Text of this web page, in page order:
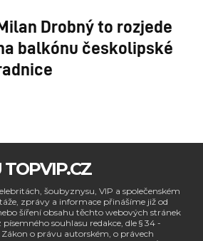
Drobný to rozjede
balkónu českolipské
TOPVIP.CZ
šoubyznysu, VIP a společenském
zprávy a informace přinášíme již od
šíření obsahu těchto webových stránek
souhlasu redakce, dle § 34 -
Zákon o právu autorském, o právech